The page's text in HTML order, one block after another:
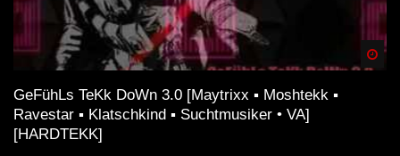
GeFühLs TeKk DoWn 3.0 [Maytrixx ▪ Moshtekk ▪
Ravestar ▪ Klatschkind ▪ Suchtmusiker • VA]
[HARDTEKK]